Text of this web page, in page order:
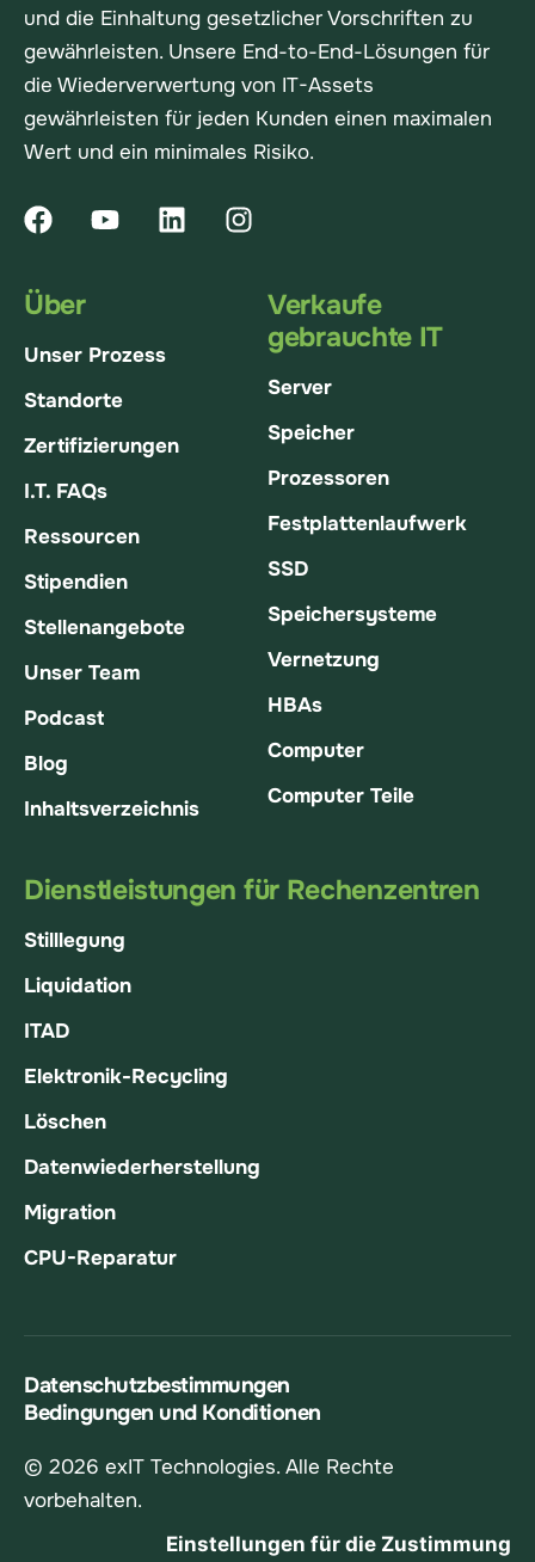
und die Einhaltung gesetzlicher Vorschriften zu
gewährleisten. Unsere End-to-End-Lösungen für
die Wiederverwertung von IT-Assets
gewährleisten für jeden Kunden einen maximalen
Wert und ein minimales Risiko.
Über
Unser Prozess
Standorte
Zertifizierungen
I.T. FAQs
Ressourcen
Stipendien
Stellenangebote
Unser Team
Podcast
Blog
Inhaltsverzeichnis
Verkaufe
gebrauchte IT
Server
Speicher
Prozessoren
Festplattenlaufwerk
SSD
Speichersysteme
Vernetzung
HBAs
Computer
Computer Teile
Dienstleistungen für Rechenzentren
Stilllegung
Liquidation
ITAD
Elektronik-Recycling
Löschen
Datenwiederherstellung
Migration
CPU-Reparatur
© 2026 exIT Technologies. Alle Rechte
vorbehalten.
Datenschutzbestimmungen
Bedingungen und Konditionen
Einstellungen für die Zustimmung